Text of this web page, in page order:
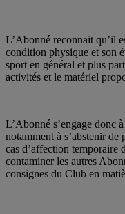
L’Abonné reconnait qu’il
condition physique et son
sport en général et plus
activités et le matériel
L’Abonné s’engage donc
notamment à s’abstenir
cas d’affection temporaire
contaminer les autres
consignes du Club en